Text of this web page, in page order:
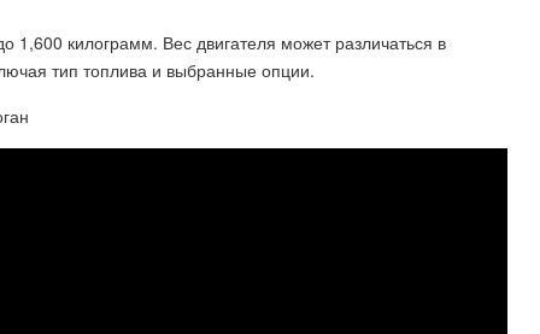
1,600 килограмм. Вес двигателя может различаться в
тип топлива и выбранные опции.